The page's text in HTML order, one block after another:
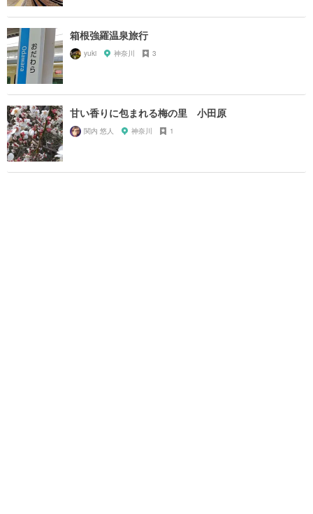
箱根強羅温泉旅行
yuki 神奈川 3
甘い香りに包まれる梅の里 小田原
関内 悠人 神奈川 1